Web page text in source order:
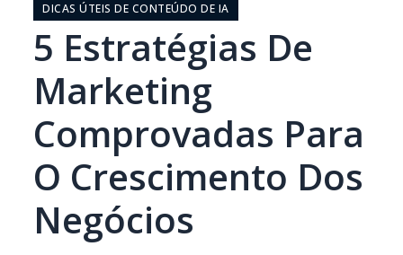
conteúdo
DICAS ÚTEIS DE CONTEÚDO DE IA
5 Estratégias De
Marketing
Comprovadas Para
O Crescimento Dos
Negócios